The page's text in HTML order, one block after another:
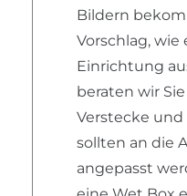
Bildern
Vorschlag,
Einrichtung
beraten wir
Verstecke
sollten an die
angepasst